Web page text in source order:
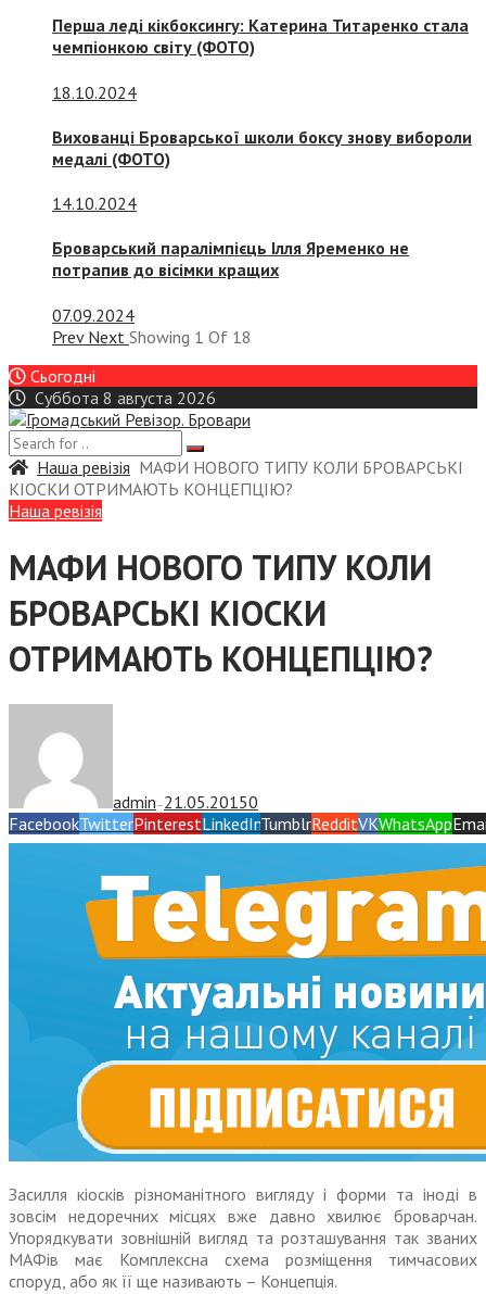
Перша леді кікбоксингу: Катерина Титаренко стала
чемпіонкою світу (ФОТО)
18.10.2024
Вихованці Броварської школи боксу знову вибороли
медалі (ФОТО)
14.10.2024
Броварський паралімпієць Ілля Яременко не
потрапив до вісімки кращих
07.09.2024
Prev Next Showing 1 Of 18
Сьогодні
Суббота 8 августа 2026
Наша ревізія МАФИ НОВОГО ТИПУ КОЛИ БРОВАРСЬКІ
КІОСКИ ОТРИМАЮТЬ КОНЦЕПЦІЮ?
Наша ревізія
МАФИ НОВОГО ТИПУ КОЛИ
БРОВАРСЬКІ КІОСКИ
ОТРИМАЮТЬ КОНЦЕПЦІЮ?
admin — 21.05.20150
FacebookTwitterPinterestLinkedInTumblrRedditVKWhatsApp
Засилля кіосків різноманітного вигляду і форми та іноді в
зовсім недоречних місцях вже давно хвилює броварчан.
Упорядкувати зовнішній вигляд та розташування так званих
МАФів має Комплексна схема розміщення тимчасових
споруд, або як її ще називають – Концепція.